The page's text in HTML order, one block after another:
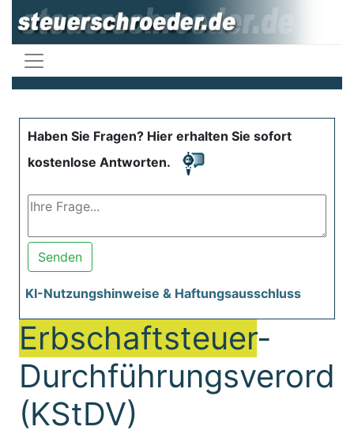
Haben Sie Fragen? Hier erhalten Sie sofort
kostenlose Antworten.
Senden
KI-Nutzungshinweise & Haftungsausschluss
Erbschaftsteuer-
(KStDV)